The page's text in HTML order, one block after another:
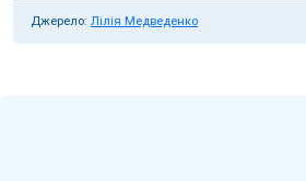
Джерело: Лілія Медведенко